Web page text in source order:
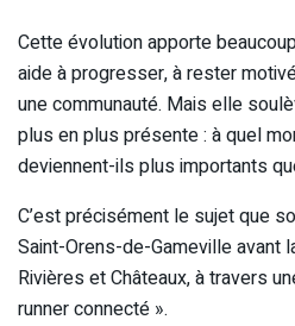
Cette évolution apporte
aide à progresser, à rester
une communauté. Mais elle
plus en plus présente : à quel
deviennent-ils plus importants
C’est précisément le sujet que
Saint-Orens-de-Gameville avant
Rivières et Châteaux, à travers
runner connecté ».